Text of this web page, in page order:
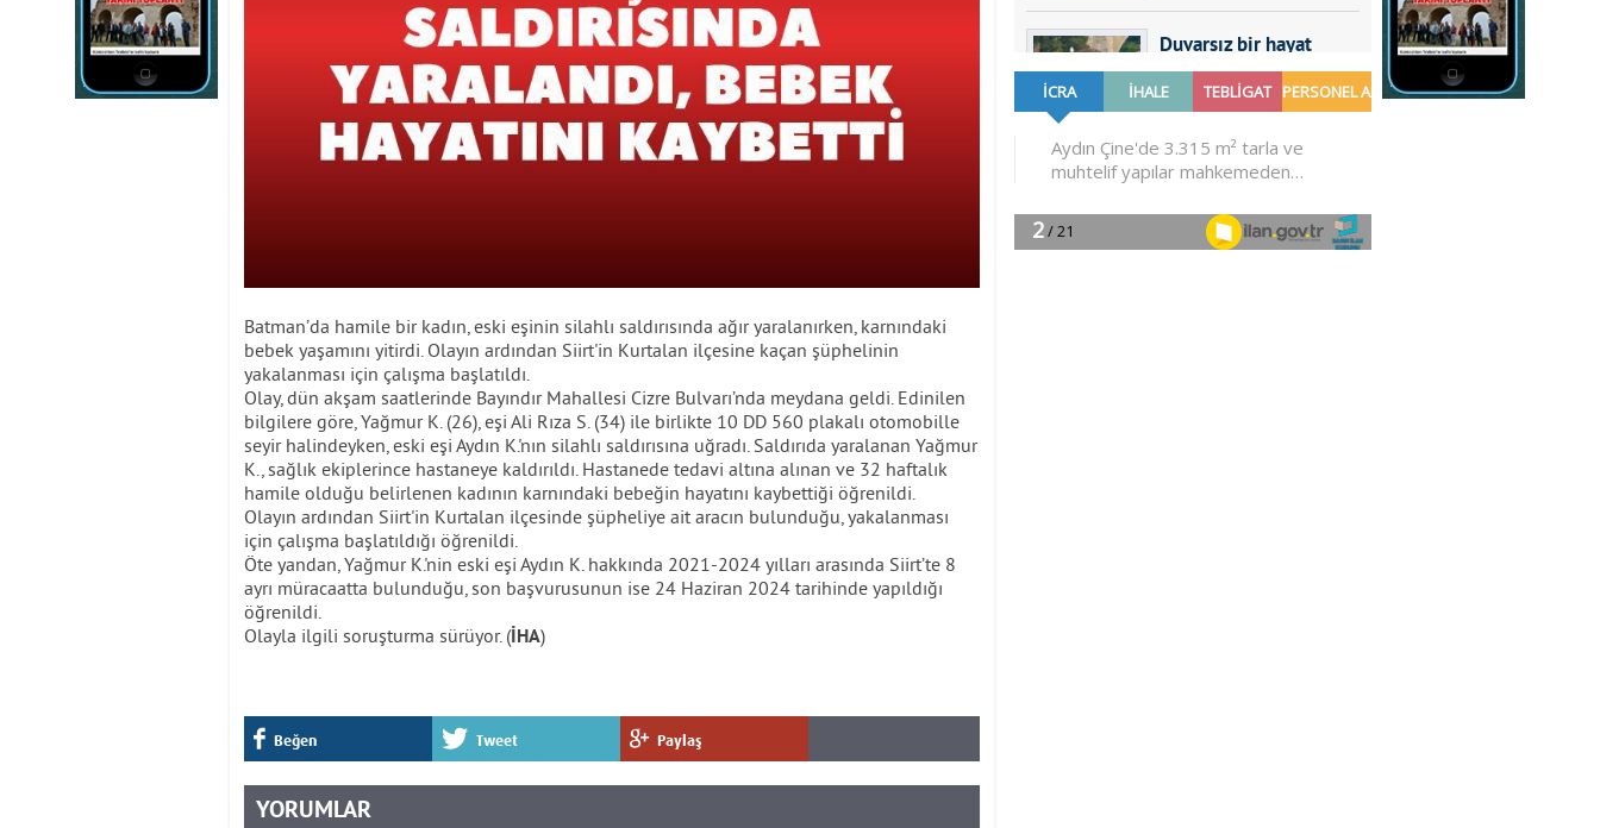
Batman’da hamile bir kadın, eski eşinin silahlı saldırısında ağır yaralanırken, karnındaki
bebek yaşamını yitirdi. Olayın ardından Siirt'in Kurtalan ilçesine kaçan şüphelinin
yakalanması için çalışma başlatıldı.
Olay, dün akşam saatlerinde Bayındır Mahallesi Cizre Bulvarı’nda meydana geldi. Edinilen
bilgilere göre, Yağmur K. (26), eşi Ali Rıza S. (34) ile birlikte 10 DD 560 plakalı otomobille
seyir halindeyken, eski eşi Aydın K.'nın silahlı saldırısına uğradı. Saldırıda yaralanan Yağmur
K., sağlık ekiplerince hastaneye kaldırıldı. Hastanede tedavi altına alınan ve 32 haftalık
hamile olduğu belirlenen kadının karnındaki bebeğin hayatını kaybettiği öğrenildi.
Olayın ardından Siirt'in Kurtalan ilçesinde şüpheliye ait aracın bulunduğu, yakalanması
için çalışma başlatıldığı öğrenildi.
Öte yandan, Yağmur K.'nin eski eşi Aydın K. hakkında 2021-2024 yılları arasında Siirt’te 8
ayrı müracaatta bulunduğu, son başvurusunun ise 24 Haziran 2024 tarihinde yapıldığı
öğrenildi.
Olayla ilgili soruşturma sürüyor. (İHA)
Beğen Tweet Paylaş
YORUMLAR
Duvarsız bir hayat
Furkan SARICA
GÜNDEMDE NELER
OLMALI?